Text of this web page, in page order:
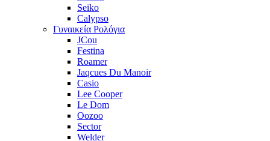
Seiko
Calypso
Γυναικεία Ρολόγια
JCou
Festina
Roamer
Jaqcues Du Manoir
Casio
Lee Cooper
Le Dom
Oozoo
Sector
Welder